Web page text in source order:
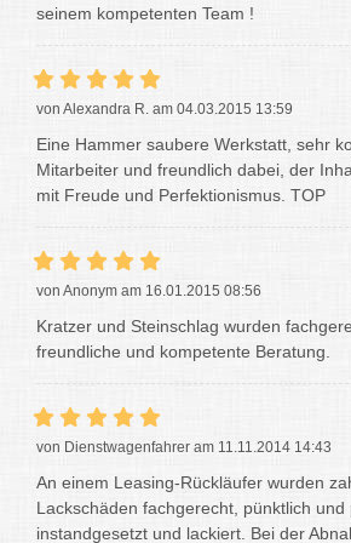
seinem kompetenten Team !
von Alexandra R. am 04.03.2015 13:59
Eine Hammer saubere Werkstatt, sehr
Mitarbeiter und freundlich dabei, der
mit Freude und Perfektionismus. TOP
von Anonym am 16.01.2015 08:56
Kratzer und Steinschlag wurden
freundliche und kompetente Beratung.
von Dienstwagenfahrer am 11.11.2014 14:43
An einem Leasing-Rückläufer wurden
Lackschäden fachgerecht, pünktlich und
instandgesetzt und lackiert. Bei der